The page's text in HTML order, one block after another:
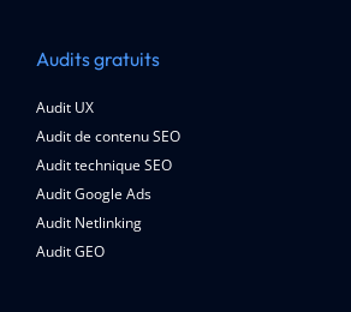
Audits gratuits
Audit UX
Audit de contenu SEO
Audit technique SEO
Audit Google Ads
Audit Netlinking
Audit GEO